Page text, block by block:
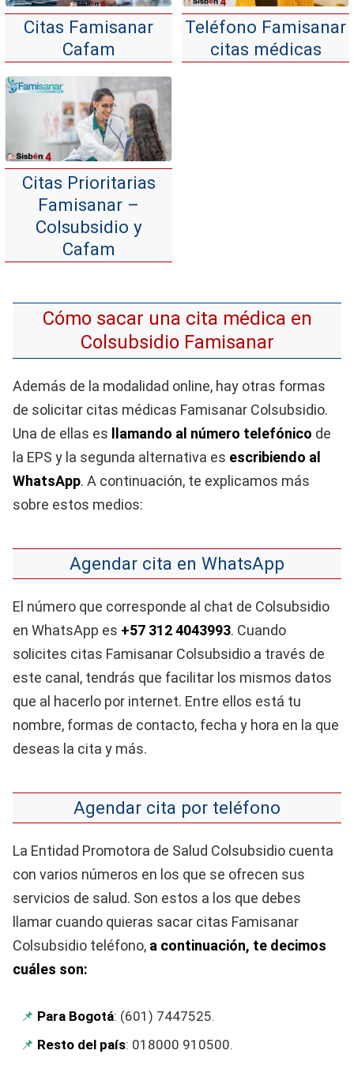
Citas Famisanar
Cafam
Teléfono Famisanar
citas médicas
Citas Prioritarias
Famisanar –
Colsubsidio y
Cafam
Cómo sacar una cita médica en
Colsubsidio Famisanar
Además de la modalidad online, hay otras formas
de solicitar citas médicas Famisanar Colsubsidio.
Una de ellas es llamando al número telefónico de
la EPS y la segunda alternativa es escribiendo al
WhatsApp. A continuación, te explicamos más
sobre estos medios:
Agendar cita en WhatsApp
El número que corresponde al chat de Colsubsidio
en WhatsApp es +57 312 4043993. Cuando
solicites citas Famisanar Colsubsidio a través de
este canal, tendrás que facilitar los mismos datos
que al hacerlo por internet. Entre ellos está tu
nombre, formas de contacto, fecha y hora en la que
deseas la cita y más.
Agendar cita por teléfono
La Entidad Promotora de Salud Colsubsidio cuenta
con varios números en los que se ofrecen sus
servicios de salud. Son estos a los que debes
llamar cuando quieras sacar citas Famisanar
Colsubsidio teléfono, a continuación, te decimos
cuáles son:
Para Bogotá: (601) 7447525.
Resto del país: 018000 910500.